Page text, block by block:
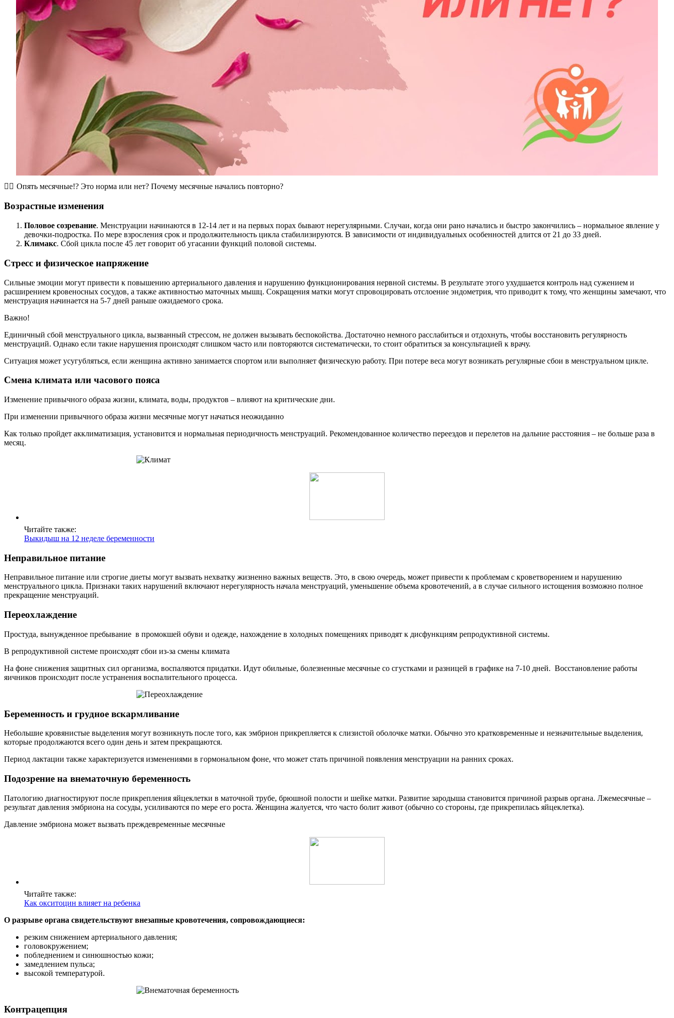
💁‍♀️ Опять месячные!? Это норма или нет? Почему месячные начались повторно?
Возрастные изменения
Половое созревание. Менструации начинаются в 12-14 лет и на первых порах бывают нерегулярными. Случаи, когда они рано начались и быстро закончились – нормальное явление у
девочки-подростка. По мере взросления срок и продолжительность цикла стабилизируются. В зависимости от индивидуальных особенностей длится от 21 до 33 дней.
Климакс. Сбой цикла после 45 лет говорит об угасании функций половой системы.
Стресс и физическое напряжение
Сильные эмоции могут привести к повышению артериального давления и нарушению функционирования нервной системы. В результате этого ухудшается контроль над сужением и
расширением кровеносных сосудов, а также активностью маточных мышц. Сокращения матки могут спровоцировать отслоение эндометрия, что приводит к тому, что женщины замечают, что
менструация начинается на 5-7 дней раньше ожидаемого срока.
Важно!
Единичный сбой менструального цикла, вызванный стрессом, не должен вызывать беспокойства. Достаточно немного расслабиться и отдохнуть, чтобы восстановить регулярность
менструаций. Однако если такие нарушения происходят слишком часто или повторяются систематически, то стоит обратиться за консультацией к врачу.
Ситуация может усугубляться, если женщина активно занимается спортом или выполняет физическую работу. При потере веса могут возникать регулярные сбои в менструальном цикле.
Смена климата или часового пояса
Изменение привычного образа жизни, климата, воды, продуктов – влияют на критические дни.
При изменении привычного образа жизни месячные могут начаться неожиданно
Как только пройдет акклиматизация, установится и нормальная периодичность менструаций. Рекомендованное количество переездов и перелетов на дальние расстояния – не больше раза в
месяц.
Читайте также:
Выкидыш на 12 неделе беременности
Неправильное питание
Неправильное питание или строгие диеты могут вызвать нехватку жизненно важных веществ. Это, в свою очередь, может привести к проблемам с кроветворением и нарушению
менструального цикла. Признаки таких нарушений включают нерегулярность начала менструаций, уменьшение объема кровотечений, а в случае сильного истощения возможно полное
прекращение менструаций.
Переохлаждение
Простуда, вынужденное пребывание в промокшей обуви и одежде, нахождение в холодных помещениях приводят к дисфункциям репродуктивной системы.
В репродуктивной системе происходят сбои из-за смены климата
На фоне снижения защитных сил организма, воспаляются придатки. Идут обильные, болезненные месячные со сгустками и разницей в графике на 7-10 дней. Восстановление работы
яичников происходит после устранения воспалительного процесса.
Беременность и грудное вскармливание
Небольшие кровянистые выделения могут возникнуть после того, как эмбрион прикрепляется к слизистой оболочке матки. Обычно это кратковременные и незначительные выделения,
которые продолжаются всего один день и затем прекращаются.
Период лактации также характеризуется изменениями в гормональном фоне, что может стать причиной появления менструации на ранних сроках.
Подозрение на внематочную беременность
Патологию диагностируют после прикрепления яйцеклетки в маточной трубе, брюшной полости и шейке матки. Развитие зародыша становится причиной разрыв органа. Лжемесячные –
результат давления эмбриона на сосуды, усиливаются по мере его роста. Женщина жалуется, что часто болит живот (обычно со стороны, где прикрепилась яйцеклетка).
Давление эмбриона может вызвать преждевременные месячные
Читайте также:
Как окситоцин влияет на ребенка
О разрыве органа свидетельствуют внезапные кровотечения, сопровождающиеся:
резким снижением артериального давления;
головокружением;
побледнением и синюшностью кожи;
замедлением пульса;
высокой температурой.
Контрацепция